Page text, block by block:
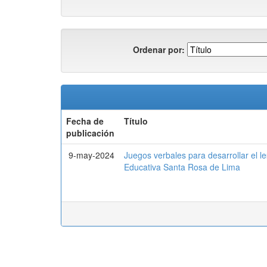
Ordenar por:
Fecha de
publicación
Título
9-may-2024
Juegos verbales para desarrollar el
Educativa Santa Rosa de Lima